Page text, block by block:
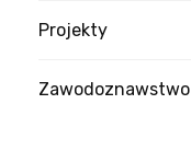
Projekty
Zawodoznawstwo